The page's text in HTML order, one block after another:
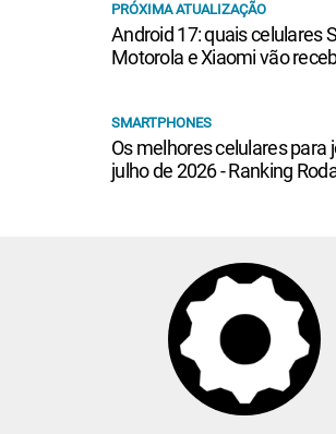
PRÓXIMA ATUALIZAÇÃO
Android 17: quais celulares
Motorola e Xiaomi vão
SMARTPHONES
Os melhores celulares para
julho de 2026 - Ranking